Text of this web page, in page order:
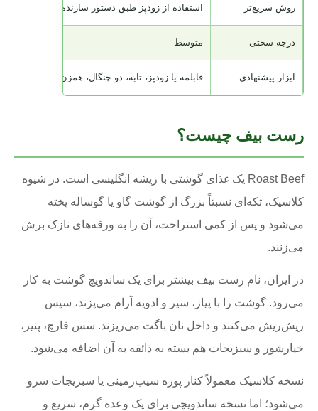
روش سریع‌تر استفاده از زودپز طبق دستور سازنده دستگاه
درجه سختی متوسط
ابزار پیشنهادی قابلمه یا زودپز، تابه، دو چنگال، همزن دستی و چاقوی
رست بیف چیست؟
Roast Beef یک غذای گوشتی با ریشه انگلیسی است. در شیوه
کلاسیک، تکه‌ای نسبتاً بزرگ از گوشت گاو یا گوساله پخته
می‌شود و پس از کمی استراحت، آن را به ورقه‌های نازک برش
می‌زنند.
در ایران، نام رست بیف بیشتر برای یک ساندویچ گوشت به کار
می‌رود. گوشت را با پیاز، سیر و ادویه آرام می‌پزند، سپس
ریش‌ریش می‌کنند و داخل نان باگت می‌ریزند. سس قارچ، پنیر،
خیارشور و سبزیجات هم بسته به ذائقه به آن اضافه می‌شود.
نسخه کلاسیک معمولاً کنار پوره سیب‌زمینی یا سبزیجات سرو
می‌شود؛ اما نسخه ساندویچی برای یک وعده گرم، سریع و